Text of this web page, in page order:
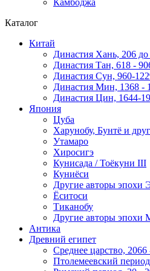
Каталог
Китай
Династия Хань, 206 до
Династия Тан, 618 -
Династия Сун, 960-
Династия Мин, 1368 -
Династия Цин, 1644-
Япония
Цуба
Харунобу, Бунтё и
Утамаро
Хиросигэ
Кунисада / Тоёкуни III
Куниёси
Другие авторы эпохи
Ёситоси
Тиканобу
Другие авторы эпохи
Антика
Древний египет
Среднее царство, 2066
Птолемеевский